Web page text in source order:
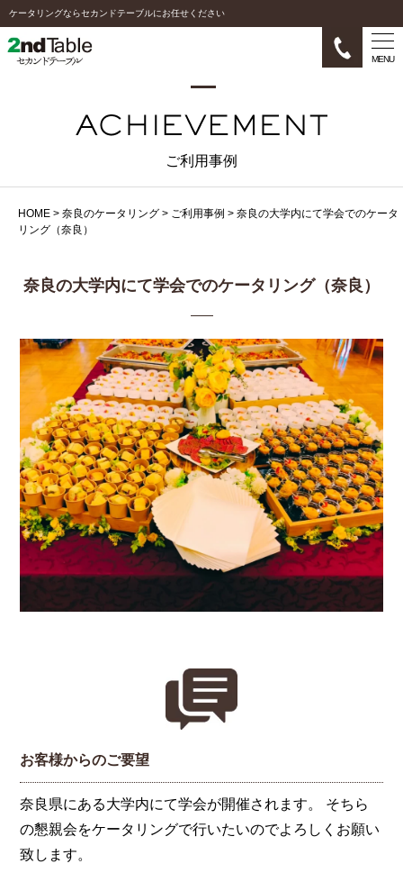
ケータリングならセカンドテーブルにお任せください
MENU
ご利用事例
HOME > 奈良のケータリング > ご利用事例 > 奈良の大学内にて学会でのケータ
リング（奈良）
奈良の大学内にて学会でのケータリング（奈良）
お客様からのご要望
奈良県にある大学内にて学会が開催されます。 そちら
の懇親会をケータリングで行いたいのでよろしくお願い
致します。